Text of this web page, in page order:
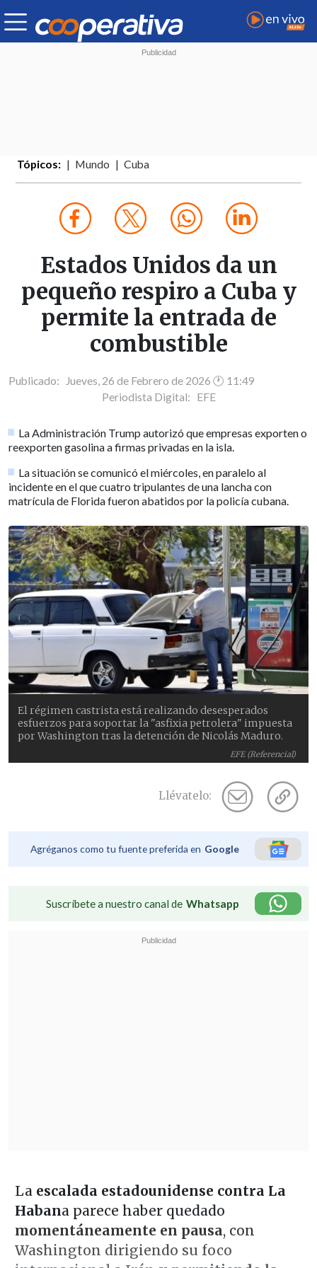
Tópicos: Mundo Cuba
Estados Unidos da un
pequeño respiro a Cuba y
permite la entrada de
combustible
Publicado: Jueves, 26 de Febrero de 2026 🕐 11:49
Periodista Digital: EFE
La Administración Trump autorizó que empresas exporten o
reexporten gasolina a firmas privadas en la isla.
La situación se comunicó el miércoles, en paralelo al
incidente en el que cuatro tripulantes de una lancha con
matrícula de Florida fueron abatidos por la policía cubana.
EFE (Referencial)
El régimen castrista está realizando desesperados
esfuerzos para soportar la "asfixia petrolera" impuesta
por Washington tras la detención de Nicolás Maduro.
Llévatelo:
Agréganos como tu fuente preferida en Google
Suscríbete a nuestro canal de Whatsapp
La escalada estadounidense contra La
Habana parece haber quedado
momentáneamente en pausa, con
Washington dirigiendo su foco